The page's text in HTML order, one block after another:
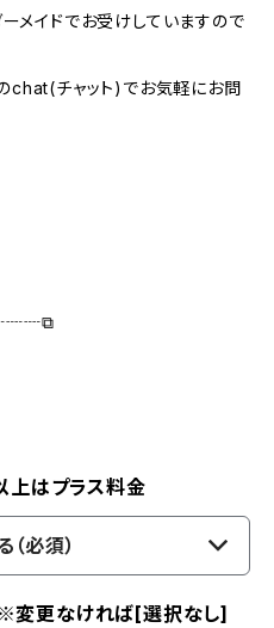
メイドでお受けしていますので
chat(チャット)でお気軽にお問
上はプラス料金
必須）
変更なければ[選択なし]